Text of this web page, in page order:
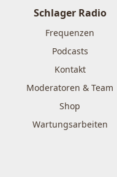
Schlager Radio
Frequenzen
Podcasts
Kontakt
Moderatoren & Team
Shop
Wartungsarbeiten